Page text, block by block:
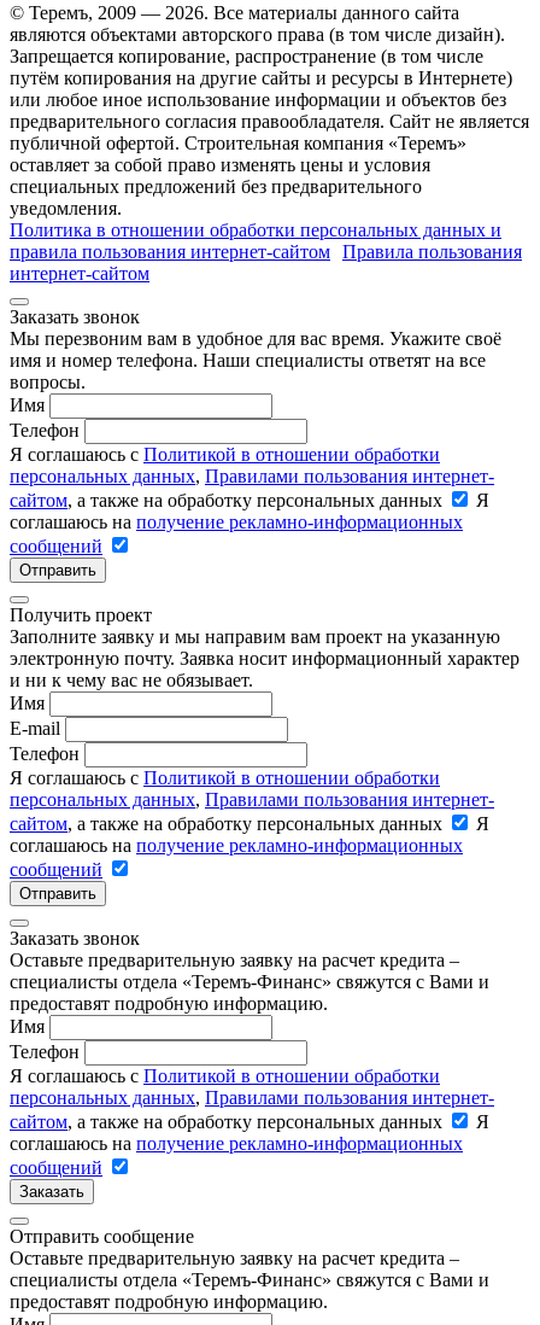
© Теремъ, 2009 — 2026. Все материалы данного сайта
являются объектами авторского права (в том числе дизайн).
Запрещается копирование, распространение (в том числе
путём копирования на другие сайты и ресурсы в Интернете)
или любое иное использование информации и объектов без
предварительного согласия правообладателя. Cайт не является
публичной офертой. Строительная компания «Теремъ»
оставляет за собой право изменять цены и условия
специальных предложений без предварительного
уведомления.
Политика в отношении обработки персональных данных и
правила пользования интернет-сайтом Правила пользования
интернет-сайтом
Заказать звонок
Мы перезвоним вам в удобное для вас время. Укажите своё
имя и номер телефона. Наши специалисты ответят на все
вопросы.
Имя
Телефон
Я соглашаюсь с Политикой в отношении обработки
персональных данных, Правилами пользования интернет-
сайтом, а также на обработку персональных данных
Я
соглашаюсь на получение рекламно-информационных
сообщений
Отправить
Получить проект
Заполните заявку и мы направим вам проект на указанную
электронную почту. Заявка носит информационный характер
и ни к чему вас не обязывает.
Имя
E-mail
Телефон
Я соглашаюсь с Политикой в отношении обработки
персональных данных, Правилами пользования интернет-
сайтом, а также на обработку персональных данных
Я
соглашаюсь на получение рекламно-информационных
сообщений
Отправить
Заказать звонок
Оставьте предварительную заявку на расчет кредита –
специалисты отдела «Теремъ-Финанс» свяжутся с Вами и
предоставят подробную информацию.
Имя
Телефон
Я соглашаюсь с Политикой в отношении обработки
персональных данных, Правилами пользования интернет-
сайтом, а также на обработку персональных данных
Я
соглашаюсь на получение рекламно-информационных
сообщений
Заказать
Отправить сообщение
Оставьте предварительную заявку на расчет кредита –
специалисты отдела «Теремъ-Финанс» свяжутся с Вами и
предоставят подробную информацию.